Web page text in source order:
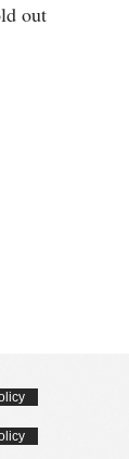
out